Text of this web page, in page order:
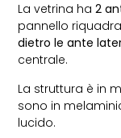
La vetrina ha2
pannello
dietro le ante
centrale.
La struttura è in
sono in
lucido.